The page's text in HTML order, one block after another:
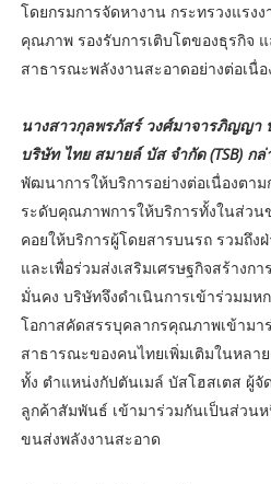
โดยกรมการจัดหางาน กระทรวงแรง
คุณภาพ รองรับการเติบโตของธุรกิจ
สาธารณะพลังงานสะอาดอย่างต่อเนื่อ
นางสาวกุลพรภัสร์ วงศ์มาจารภิญญา
บริษัท ไทย สมายล์ บัส จำกัด (TSB) กล่
พัฒนาการให้บริการอย่างต่อเนื่องตา
ระดับคุณภาพการให้บริการทั้งในส่วน
คอยให้บริการผู้โดยสารบนรถ รวมถึ
และเพื่อร่วมส่งเสริมเศรษฐกิจสร้างก
มั่นคง บริษัทจึงดำเนินการเข้าร่วมมห
โอกาสคัดสรรบุคลากรคุณภาพเข้ามา
สาธารณะของคนไทยเพิ่มเติมในหลา
ทั้ง ตำแหน่งกัปตันเมล์ บัสโฮสเตส ผู้จั
ลูกค้าสัมพันธ์ เข้ามาร่วมกันเป็นส่วน
ขนส่งพลังงานสะอาด